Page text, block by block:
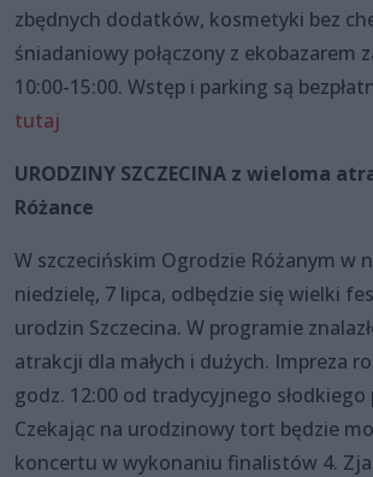
zbędnych dodatków, kosmetyki bez
śniadaniowy połączony z ekobazarem
10:00-15:00. Wstęp i parking są
tutaj
URODZINY SZCZECINA z wieloma
Różance
W szczecińskim Ogrodzie Różanym w
niedzielę, 7 lipca, odbędzie się wielki
urodzin Szczecina. W programie
atrakcji dla małych i dużych. Impreza
godz. 12:00 od tradycyjnego
Czekając na urodzinowy tort będzie
koncertu w wykonaniu finalistów 4.